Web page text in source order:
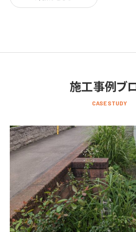
施工事例ブ
CASE STUDY